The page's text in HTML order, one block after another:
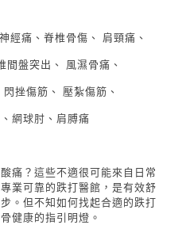
經痛、脊椎骨傷、 肩頸痛、
盤突出、 風濕骨痛、
挫傷筋、 壓紮傷筋、
網球肘、肩膊痛
痛？這些不適很可能來自日常
業可靠的跌打醫館，是有效舒
。 但不知如何找起合適的跌打
健康的指引明燈。